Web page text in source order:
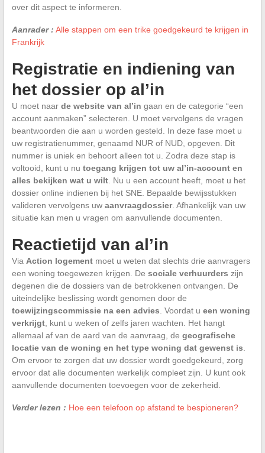
over dit aspect te informeren.
Aanrader : Alle stappen om een trike goedgekeurd te krijgen in
Frankrijk
Registratie en indiening van
het dossier op al’in
U moet naar de website van al’in gaan en de categorie “een
account aanmaken” selecteren. U moet vervolgens de vragen
beantwoorden die aan u worden gesteld. In deze fase moet u
uw registratienummer, genaamd NUR of NUD, opgeven. Dit
nummer is uniek en behoort alleen tot u. Zodra deze stap is
voltooid, kunt u nu toegang krijgen tot uw al’in-account en
alles bekijken wat u wilt. Nu u een account heeft, moet u het
dossier online indienen bij het SNE. Bepaalde bewijsstukken
valideren vervolgens uw aanvraagdossier. Afhankelijk van uw
situatie kan men u vragen om aanvullende documenten.
Reactietijd van al’in
Via Action logementmoet u weten dat slechts drie aanvragers
een woning toegewezen krijgen. De sociale verhuurders zijn
degenen die de dossiers van de betrokkenen ontvangen. De
uiteindelijke beslissing wordt genomen door de
toewijzingscommissie na een advies . Voordat u een woning
verkrijgt, kunt u weken of zelfs jaren wachten. Het hangt
allemaal af van de aard van de aanvraag, de geografische
locatie van de woning en het type woning dat gewenst is
Om ervoor te zorgen dat uw dossier wordt goedgekeurd, zorg
ervoor dat alle documenten werkelijk compleet zijn. U kunt ook
aanvullende documenten toevoegen voor de zekerheid.
Verder lezen : Hoe een telefoon op afstand te bespioneren?